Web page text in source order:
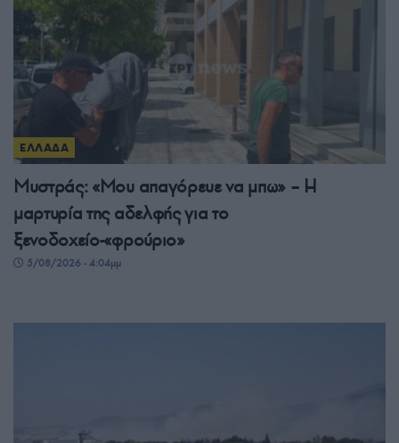
ΕΛΛΑΔΑ
Μυστράς: «Μου απαγόρευε να μπω» – Η
μαρτυρία της αδελφής για το
ξενοδοχείο-«φρούριο»
5/08/2026 - 4:04μμ